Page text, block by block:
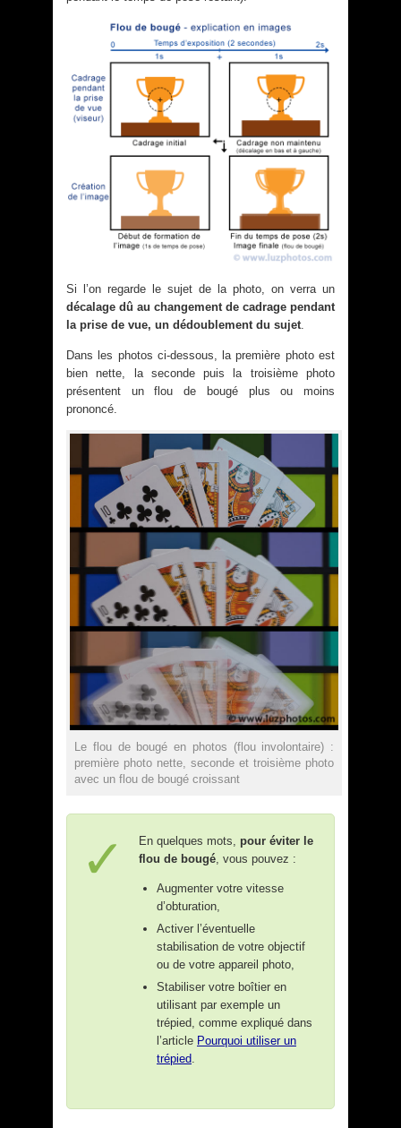
Si l’on regarde le sujet de la photo, on verra un
décalage dû au changement de cadrage pendant
la prise de vue, un dédoublement du sujet.
Dans les photos ci-dessous, la première photo est
bien nette, la seconde puis la troisième photo
présentent un flou de bougé plus ou moins
prononcé.
Le flou de bougé en photos (flou involontaire) :
première photo nette, seconde et troisième photo
avec un flou de bougé croissant
En quelques mots, pour éviter le
flou de bougé , vous pouvez :
Augmenter votre vitesse
d’obturation,
Activer l’éventuelle
stabilisation de votre objectif
ou de votre appareil photo,
Stabiliser votre boîtier en
utilisant par exemple un
trépied, comme expliqué dans
l’article Pourquoi utiliser un
trépied